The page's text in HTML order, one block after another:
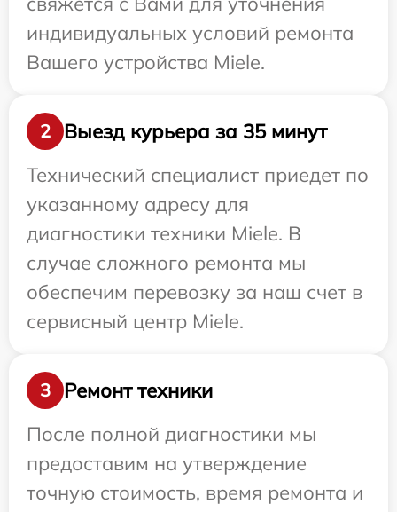
индивидуальных условий ремонта
Вашего устройства Miele.
2
Выезд курьера за 35 минут
Технический специалист приедет по
указанному адресу для
диагностики техники Miele. В
случае сложного ремонта мы
обеспечим перевозку за наш счет в
сервисный центр Miele.
3
Ремонт техники
После полной диагностики мы
предоставим на утверждение
точную стоимость, время ремонта и